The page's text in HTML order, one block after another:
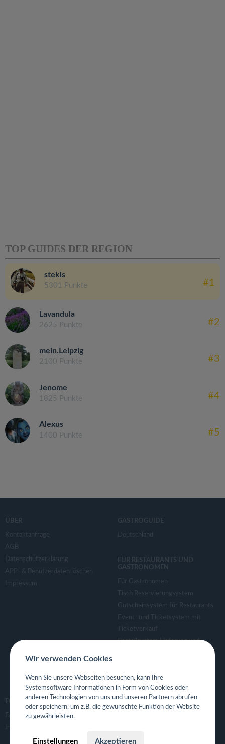
TOP GUIDES DER REGION
stekis
5301 Punkte #1
Lavandula
2625 Punkte #2
mein.Leipzig
2100 Punkte #3
Jenome
1825 Punkte #4
Alexus
1400 Punkte #5
ÜBER
Kontaktanfrage
AGB
Datenschutzerklärung
APP- & Benutzerdaten löschen
Impressum
GASTROGUIDE
Deutschland
FÜR RESTAURANTS UND
GASTRONOMEN
Für Gastronomen
Tisch Reservierungsystem
Gutscheinsystem für Restaurants
Event- und Ticketsystem mit
Ticketverkauf
Bestellsystem Lieferung und
Eigene App für Restaurant
FOLGE UNS
Facebook
Instagram
Wir verwenden Cookies
Wenn Sie unsere Webseiten besuchen, kann Ihre
Systemsoftware Informationen in Form von Cookies oder
anderen Technologien von uns und unseren Partnern abrufen
oder speichern, um z.B. die gewünschte Funktion der Website
zu gewährleisten.
Einstellungen Akzeptieren